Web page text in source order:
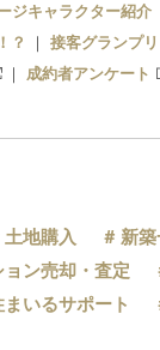
ジキャラクター紹介
？
接客グランプリ
成約者アンケート
土地購入
新
ョン売却・査定
まいるサポート